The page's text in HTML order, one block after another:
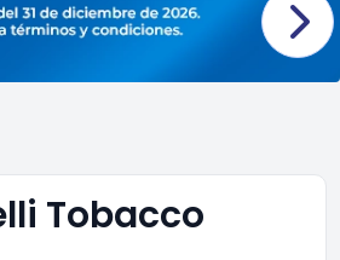
Tobacco